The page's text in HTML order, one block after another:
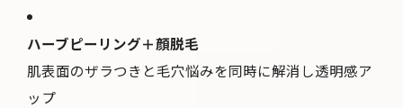
ハーブピーリング＋顔脱毛
肌表面のザラつきと毛穴悩みを同時に解消し透明感ア
ップ